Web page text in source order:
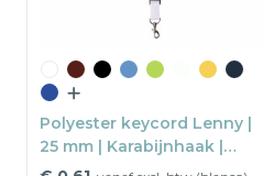
Polyester keycord Lenny |
25 mm | Karabijnhaak |
Plastic buckle